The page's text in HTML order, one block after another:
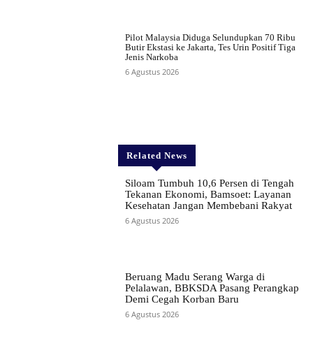
Pilot Malaysia Diduga Selundupkan 70 Ribu
Butir Ekstasi ke Jakarta, Tes Urin Positif Tiga
Jenis Narkoba
6 Agustus 2026
Related News
Siloam Tumbuh 10,6 Persen di Tengah
Tekanan Ekonomi, Bamsoet: Layanan
Kesehatan Jangan Membebani Rakyat
6 Agustus 2026
Beruang Madu Serang Warga di
Pelalawan, BBKSDA Pasang Perangkap
Demi Cegah Korban Baru
6 Agustus 2026